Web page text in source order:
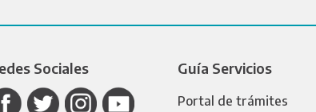
Sociales Guía Servicios
Portal de trámites